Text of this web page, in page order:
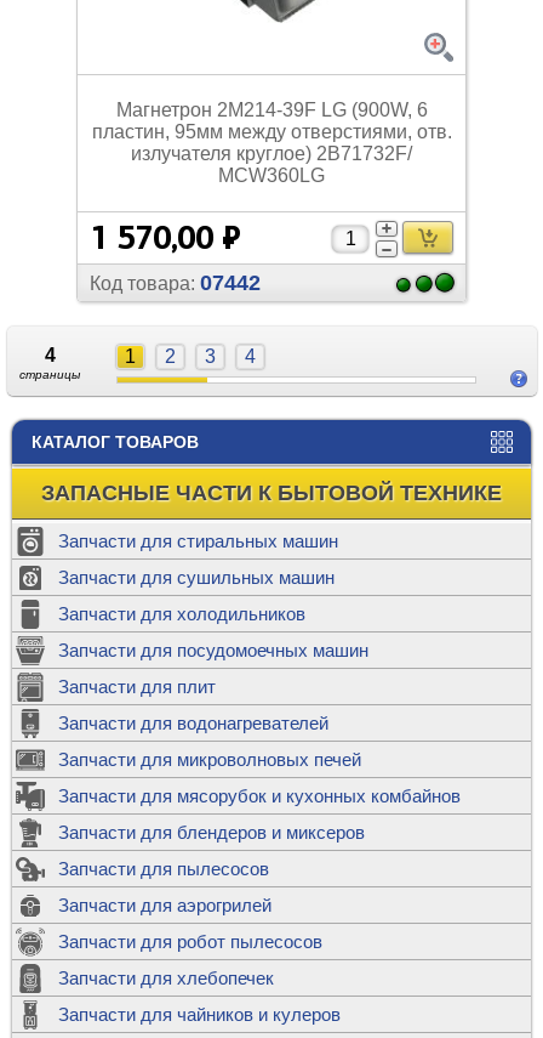
КАТАЛОГ ТОВАРОВ
ЗАПАСНЫЕ ЧАСТИ К БЫТОВОЙ ТЕХНИКЕ
Запчасти для стиральных машин
Запчасти для сушильных машин
Запчасти для холодильников
Запчасти для посудомоечных машин
Запчасти для плит
Запчасти для водонагревателей
Запчасти для микроволновых печей
Запчасти для мясорубок и кухонных комбайнов
Запчасти для блендеров и миксеров
Запчасти для пылесосов
Запчасти для аэрогрилей
Запчасти для робот пылесосов
Запчасти для хлебопечек
Запчасти для чайников и кулеров
Магнетрон 2M214-39F LG (900W, 6
пластин, 95мм между отверстиями, отв.
излучателя круглое) 2B71732F/
MCW360LG
1 570,00 ₽
Код товара: 07442
4
страницы
1 2 3 4